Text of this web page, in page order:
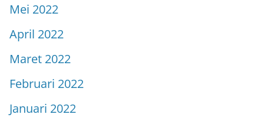
Mei 2022
April 2022
Maret 2022
Februari 2022
Januari 2022